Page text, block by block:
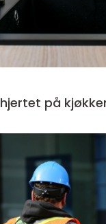
Kjøkkenvask hjertet på